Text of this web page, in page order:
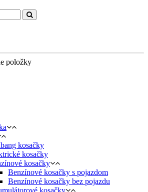
položky
kosačky
kosačky
kosačky
Benzínové kosačky s pojazdom
Benzínové kosačky bez pojazdu